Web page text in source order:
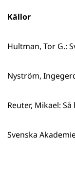
Källor
Hultman, Tor G.:
Nyström,
Reuter, Mikael:
Svenska